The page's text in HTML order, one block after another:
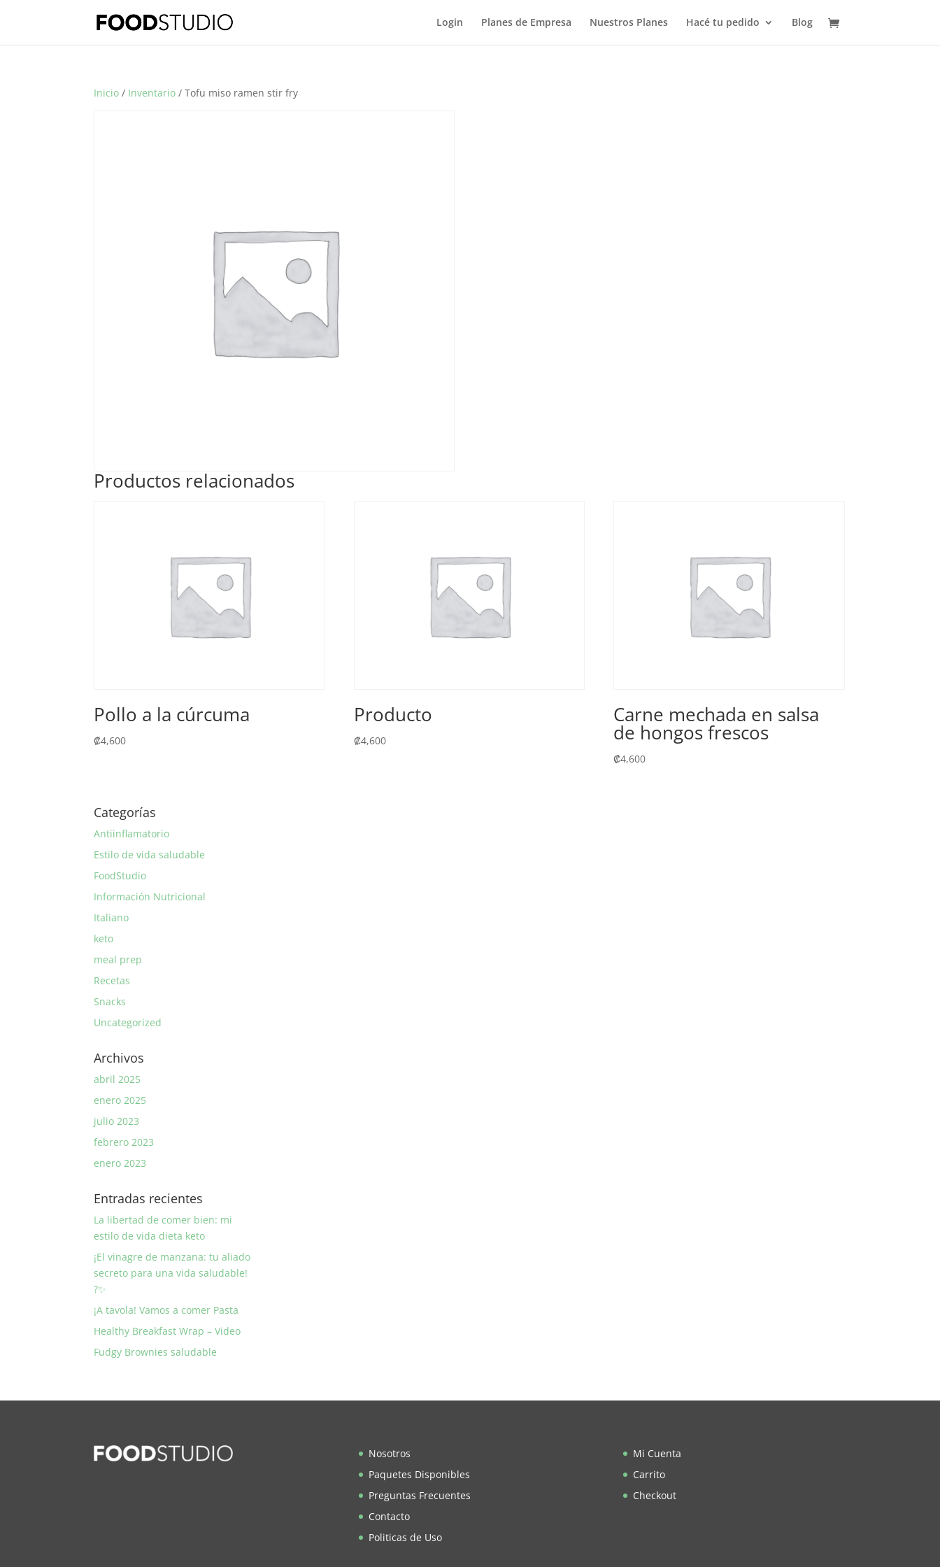
Login Planes de Empresa Nuestros Planes Hacé tu pedido Blog
Inicio / Inventario / Tofu miso ramen stir fry
Productos relacionados
Pollo a la cúrcuma
₡4,600
Producto
₡4,600
Carne mechada en salsa
de hongos frescos
₡4,600
Categorías
Antiinflamatorio
Estilo de vida saludable
FoodStudio
Información Nutricional
Italiano
keto
meal prep
Recetas
Snacks
Uncategorized
Archivos
abril 2025
enero 2025
julio 2023
febrero 2023
enero 2023
Entradas recientes
La libertad de comer bien: mi
estilo de vida dieta keto
¡El vinagre de manzana: tu aliado
secreto para una vida saludable!
?✨
¡A tavola! Vamos a comer Pasta
Healthy Breakfast Wrap – Video
Fudgy Brownies saludable
Nosotros
Paquetes Disponibles
Preguntas Frecuentes
Contacto
Politicas de Uso
Mi Cuenta
Carrito
Checkout